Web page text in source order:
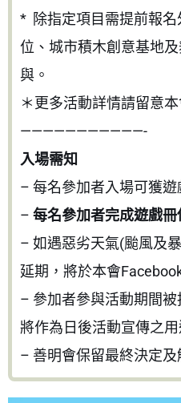
* 除指定項目需提前報
位、城市積木創意基地
與。
＊更多活動詳情請留意
———————————-
入場需知
– 每名參加者入場可獲遊
– 每名參加者完成遊戲冊
– 如遇惡劣天氣(颱風及
延期，將於本會
– 參加者參與活動期間被
將作為日後活動宣傳之用
– 善明會保留最終決定及